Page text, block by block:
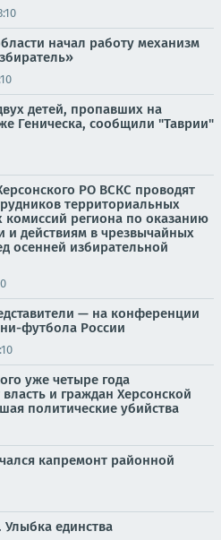
начал работу механизм
детей, пропавших на
Геническа, сообщили "Таврии"
РО ВСКС проводят
территориальных
комиссий региона по оказанию
действиям в чрезвычайных
осенней избирательной
— на конференции
футбола России
уже четыре года
и граждан Херсонской
политические убийства
капремонт районной
единства